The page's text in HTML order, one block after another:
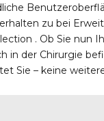
zu bei
. Ob Sie nun
in der Chirurgie
Sie – keine